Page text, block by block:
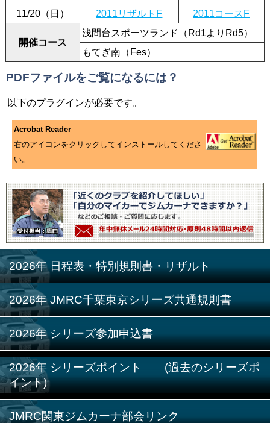
11/20（日）
2011リザルトF 2011コースF
開催コース
浅間台スポーツランド（Rd1よりRd5）
もてぎ南（Fes）
PDFファイルをご覧になるには？
以下のプラグインが必要です。
Acrobat Reader
右のアイコンをクリックしてインストールしてくださ
い。
2026年 日程表・特別規則書・リザルト
2026年 JMRC千葉東京シリーズ共通規則書
2026年 シリーズ参加申込書
2026年 シリーズポイント (過去のシリーズポ
イント)
JMRC関東ジムカーナ部会リンク